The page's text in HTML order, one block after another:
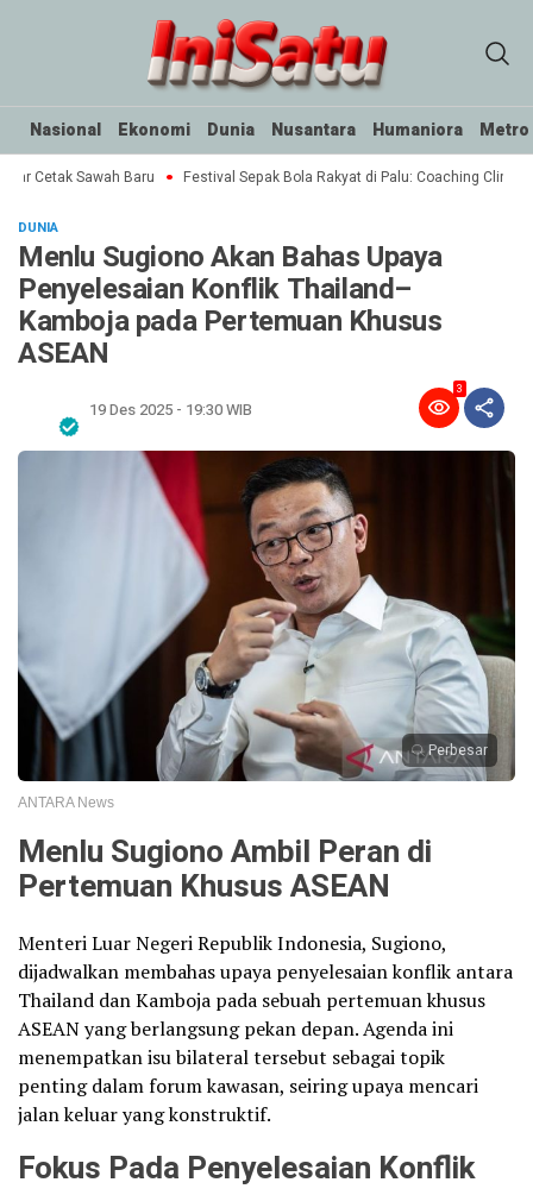
Nasional Ekonomi Dunia Nusantara Humaniora Metro
Cetak Sawah Baru Festival Sepak Bola Rakyat di Palu: Coaching Clinic
DUNIA
Menlu Sugiono Akan Bahas Upaya
Penyelesaian Konflik Thailand–
Kamboja pada Pertemuan Khusus
ASEAN
19 Des 2025 - 19:30 WIB
3
Perbesar
ANTARA News
Menlu Sugiono Ambil Peran di
Pertemuan Khusus ASEAN
Menteri Luar Negeri Republik Indonesia, Sugiono,
dijadwalkan membahas upaya penyelesaian konflik antara
Thailand dan Kamboja pada sebuah pertemuan khusus
ASEAN yang berlangsung pekan depan. Agenda ini
menempatkan isu bilateral tersebut sebagai topik
penting dalam forum kawasan, seiring upaya mencari
jalan keluar yang konstruktif.
Fokus Pada Penyelesaian Konflik